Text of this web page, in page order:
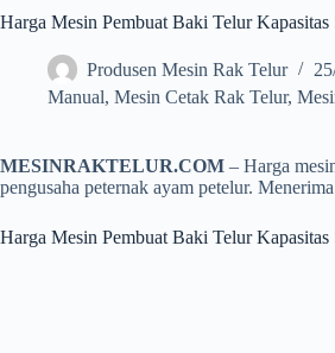
Harga Mesin Pembuat Baki Telur Kapasitas
Produsen Mesin Rak Telur
Manual, Mesin Cetak Rak Telur,
MESINRAKTELUR.COM – Harga
pengusaha peternak ayam petelur.
Harga Mesin Pembuat Baki Telur Kapasitas